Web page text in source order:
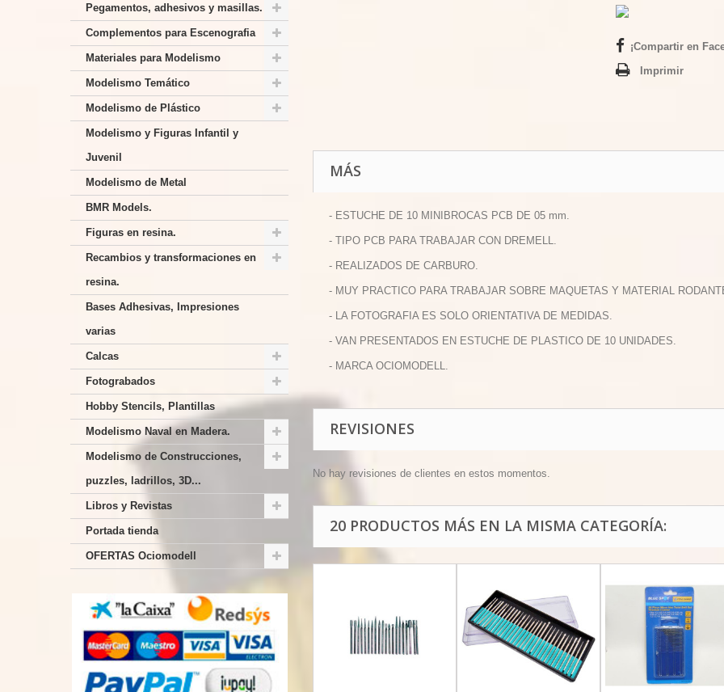
Pegamentos, adhesivos y masillas.
Complementos para Escenografia
Materiales para Modelismo
Modelismo Temático
Modelismo de Plástico
Modelismo y Figuras Infantil y
Juvenil
Modelismo de Metal
BMR Models.
Figuras en resina.
Recambios y transformaciones en
resina.
Bases Adhesivas, Impresiones
varias
Calcas
Fotograbados
Hobby Stencils, Plantillas
Modelismo Naval en Madera.
Modelismo de Construcciones,
puzzles, ladrillos, 3D...
Libros y Revistas
Portada tienda
OFERTAS Ociomodell
¡Compartir en
Imprimir
MÁS
- ESTUCHE DE 10 MINIBROCAS PCB DE 05 mm.
- TIPO PCB PARA TRABAJAR CON DREMELL.
- REALIZADOS DE CARBURO.
- MUY PRACTICO PARA TRABAJAR SOBRE MAQUETAS Y MATERIAL
- LA FOTOGRAFIA ES SOLO ORIENTATIVA DE MEDIDAS.
- VAN PRESENTADOS EN ESTUCHE DE PLASTICO DE 10 UNIDADES.
- MARCA OCIOMODELL.
REVISIONES
No hay revisiones de clientes en estos momentos.
20 PRODUCTOS MÁS EN LA MISMA CATEGORÍA: